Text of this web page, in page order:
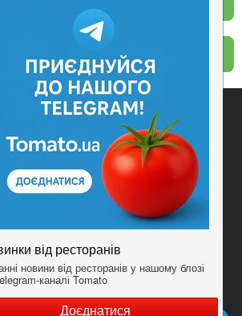
Google Play
Рецепт дня
Новости
Анонсы
Мобильное приложение
Условия